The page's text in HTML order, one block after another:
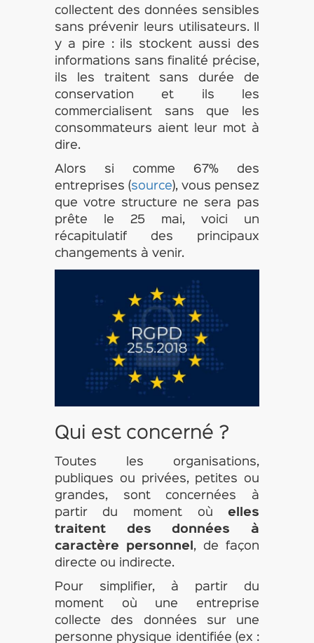
collectent des données sensibles
sans prévenir leurs utilisateurs. Il
y a pire : ils stockent aussi des
informations sans finalité précise,
ils les traitent sans durée de
conservation et ils les
commercialisent sans que les
consommateurs aient leur mot à
dire.
Alors si comme 67% des
entreprises (source), vous pensez
que votre structure ne sera pas
prête le 25 mai, voici un
récapitulatif des principaux
changements à venir.
Qui est concerné ?
Toutes les organisations,
publiques ou privées, petites ou
grandes, sont concernées à
partir du moment oùelles
traitent des données à
caractère personnel , de façon
directe ou indirecte.
Pour simplifier, à partir du
moment où une entreprise
collecte des données sur une
personne physique identifiée (ex :